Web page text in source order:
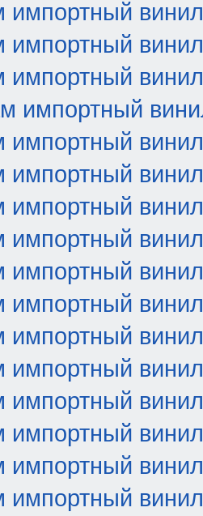
импортный винил
импортный винил
импортный винил
импортный
импортный винил
импортный винил
импортный винил
импортный винил
импортный винил
импортный винил
импортный винил
импортный винил
импортный винил
импортный винил
импортный винил
импортный винил